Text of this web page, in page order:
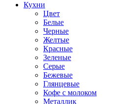
Кухни
Цвет
Белые
Черные
Желтые
Красные
Зеленые
Серые
Бежевые
Глянцевые
Кофе с молоком
Металлик